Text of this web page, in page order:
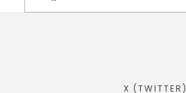
X (TWITTER)